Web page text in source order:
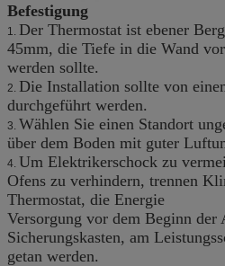
Befestigung
1. Der Thermostat ist ebener
45mm, die Tiefe in die Wand
werden sollte.
2. Die Installation sollte von
durchgeführt werden.
3. Wählen Sie einen Standort
über dem Boden mit guter
4. Um Elektrikerschock zu
Ofens zu verhindern, trennen
Thermostat, die Energie
Versorgung vor dem Beginn der
Sicherungskasten, am
getan werden.